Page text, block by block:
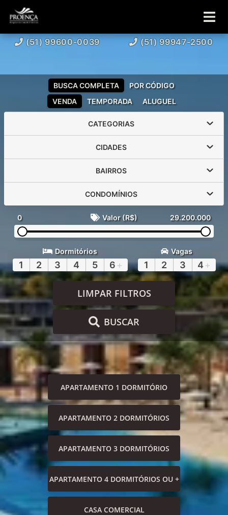
(51) 99600-0039 (51) 99947-2500
VENDA TEMPORADA ALUGUEL
BUSCA COMPLETA POR CÓDIGO
CATEGORIAS
CIDADES
BAIRROS
CONDOMÍNIOS
0 Valor (R$) 29.200.000
Dormitórios
1 2 3 4 5 6 +
Vagas
1 2 3 4 +
LIMPAR FILTROS
BUSCAR
APARTAMENTO 1 DORMITÓRIO
APARTAMENTO 2 DORMITÓRIOS
APARTAMENTO 3 DORMITÓRIOS
APARTAMENTO 4 DORMITÓRIOS OU +
CASA COMERCIAL